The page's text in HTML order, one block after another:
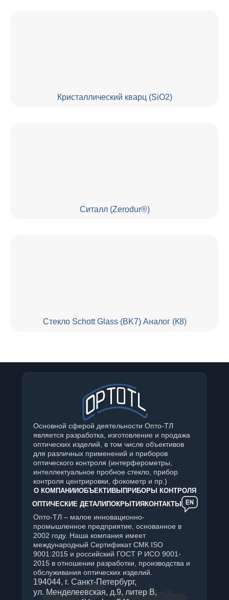
Кристаллический кварц (SiO2)
Cиталл (Zerodur®)
Стекло Schott Glass (BK7) Аналог (К8)
Основной сферой деятельности Опто-ТЛ
является разработка, изготовление и продажа
оптических изделий, в том числе объективов
для различных применений и приборов
оптического контроля (интерферометры,
интеллектуальное пробное стекло, прибор
контроля центрировки, фокометр и пр.)
О КОМПАНИИОБЪЕКТИВЫ ПРИБОРЫ КОНТРОЛЯ
ОПТИЧЕСКИЕ ДЕТАЛИ ПОКРЫТИЯ КОНТАКТЫ
Опто-ТЛ – малое инновационно-
промышленное предприятие, основанное в
2002 году. Наша компания имеет
международный Сертификат СМК ISO
9001:2015 и российский ГОСТ Р ИСО 9001-
2015 в отношении разработки, производства и
обслуживания оптических изделий.
194044, г. Санкт-Петербург,
ул. Менделеевская, д.9, литер В,